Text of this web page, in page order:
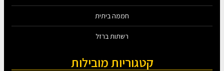
חממה ביתית
רשתות ברזל
קטגוריות מובילות